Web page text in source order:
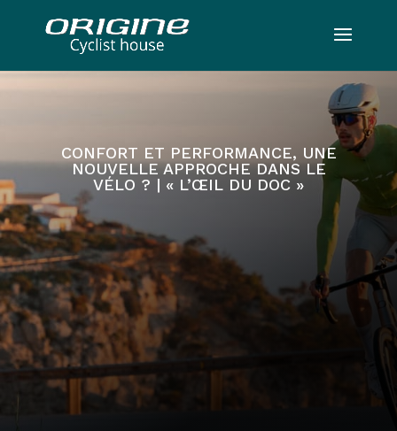
CONFORT ET PERFORMANCE, UNE
NOUVELLE APPROCHE DANS LE
VÉLO ? | « L’ŒIL DU DOC »